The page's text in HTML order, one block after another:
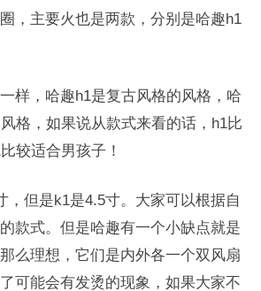
，主要火也是两款，分别是哈趣h1
样，哈趣h1是复古风格的风格，哈
格，如果说从款式来看的话，h1比
较适合男孩子！
，但是k1是4.5寸。大家可以根据自
款式。但是哈趣有一个小缺点就是
么理想，它们是内外各一个双风扇
可能会有发烫的现象，如果大家不